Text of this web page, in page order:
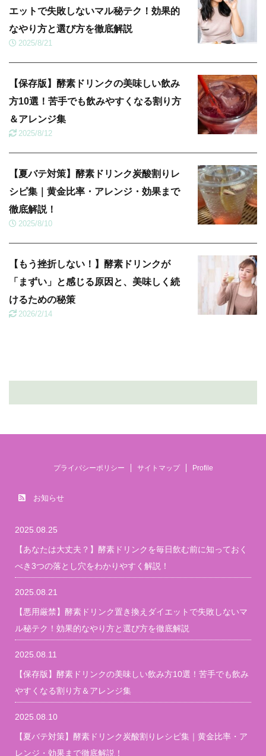
エットで失敗しないマル秘テク！効果的
なやり方と選び方を徹底解説
2025/8/21
【保存版】酵素ドリンクの美味しい飲み
方10選！苦手でも飲みやすくなる割り方
＆アレンジ集
2025/8/12
【夏バテ対策】酵素ドリンク炭酸割りレ
シピ集｜黄金比率・アレンジ・効果まで
徹底解説！
2025/8/10
【もう挫折しない！】酵素ドリンクが
「まずい」と感じる原因と、美味しく続
けるための秘策
2026/2/14
プライバシーポリシー サイトマップ Profile
お知らせ
2025.08.25
【あなたは大丈夫？】酵素ドリンクを毎日飲む前に知っておく
べき3つの落とし穴をわかりやすく解説！
2025.08.21
【悪用厳禁】酵素ドリンク置き換えダイエットで失敗しないマ
ル秘テク！効果的なやり方と選び方を徹底解説
2025.08.11
【保存版】酵素ドリンクの美味しい飲み方10選！苦手でも飲み
やすくなる割り方＆アレンジ集
2025.08.10
【夏バテ対策】酵素ドリンク炭酸割りレシピ集｜黄金比率・ア
レンジ・効果まで徹底解説！